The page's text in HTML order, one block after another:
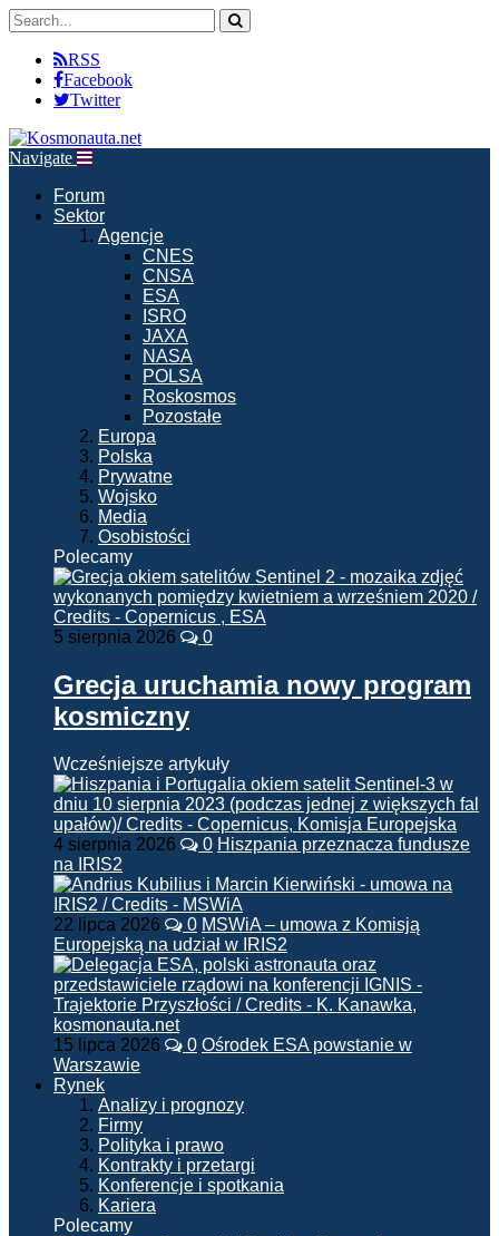
RSS
Facebook
Twitter
Navigate
Forum
Sektor
Agencje
CNES
CNSA
ESA
ISRO
JAXA
NASA
POLSA
Roskosmos
Pozostałe
Europa
Polska
Prywatne
Wojsko
Media
Osobistości
Polecamy
5 sierpnia 2026 0
Grecja uruchamia nowy program
kosmiczny
Wcześniejsze artykuły
4 sierpnia 2026 0 Hiszpania przeznacza fundusze
na IRIS2
22 lipca 2026 0 MSWiA – umowa z Komisją
Europejską na udział w IRIS2
15 lipca 2026 0 Ośrodek ESA powstanie w
Warszawie
Rynek
Analizy i prognozy
Firmy
Polityka i prawo
Kontrakty i przetargi
Konferencje i spotkania
Kariera
Polecamy